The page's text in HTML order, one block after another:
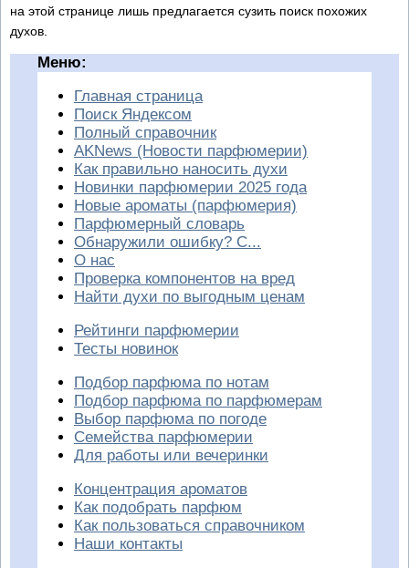
на этой странице лишь предлагается сузить поиск похожих
духов.
Меню:
Главная страница
Поиск Яндексом
Полный справочник
AKNews (Новости парфюмерии)
Как правильно наносить духи
Новинки парфюмерии 2025 года
Новые ароматы (парфюмерия)
Парфюмерный словарь
Обнаружили ошибку? С...
О нас
Проверка компонентов на вред
Найти духи по выгодным ценам
Рейтинги парфюмерии
Тесты новинок
Подбор парфюма по нотам
Подбор парфюма по парфюмерам
Выбор парфюма по погоде
Семейства парфюмерии
Для работы или вечеринки
Концентрация ароматов
Как подобрать парфюм
Как пользоваться справочником
Наши контакты